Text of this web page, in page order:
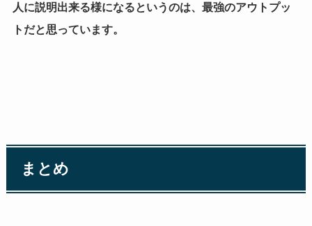
人に説明出来る様になるというのは、最強のアウトプッ
トだと思っています。
まとめ